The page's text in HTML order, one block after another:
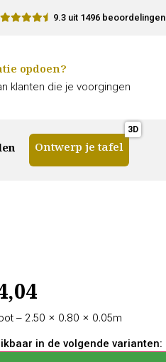
9.3 uit 1496 beoordelingen
opdoen?
klanten die je voorgingen
Ontwerp je tafel
– 2.50 × 0.80 × 0.05m
in de volgende varianten: